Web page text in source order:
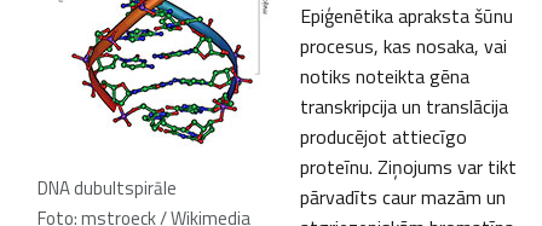
DNA dubultspirāle
Foto: mstroeck / Wikimedia
Epiģenētika apraksta šūnu
procesus, kas nosaka, vai
notiks noteikta gēna
transkripcija un translācija
producējot attiecīgo
proteīnu. Ziņojums var tikt
pārvadīts caur mazām un